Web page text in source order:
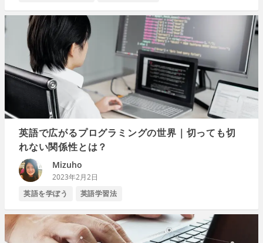
英語で広がるプログラミングの世界｜切っても切
れない関係性とは？
Mizuho
2023年2月2日
英語を学ぼう
英語学習法